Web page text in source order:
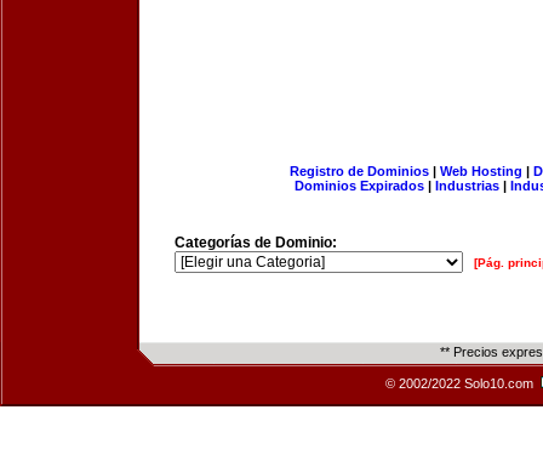
Registro de Dominios| Web Hosting |
Dominios Expirados | Industrias |
Categorías de Dominio:
[Pág.
** Precios
© 2002/2022 Solo10.com